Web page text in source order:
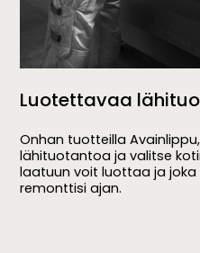
Luotettavaa
Onhan tuotteilla
lähituotantoa ja valitse
laatuun voit luottaa ja
remonttisi ajan.